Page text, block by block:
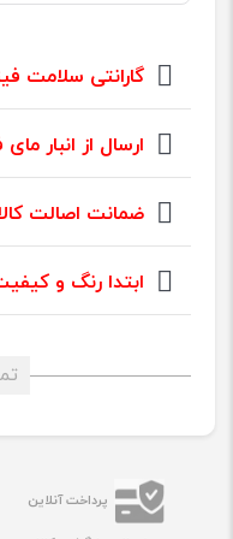
گارانتی سلامت
ارسال از انبار
ضمانت اصالت
ابتدا رنگ و
پرداخت آنلاین